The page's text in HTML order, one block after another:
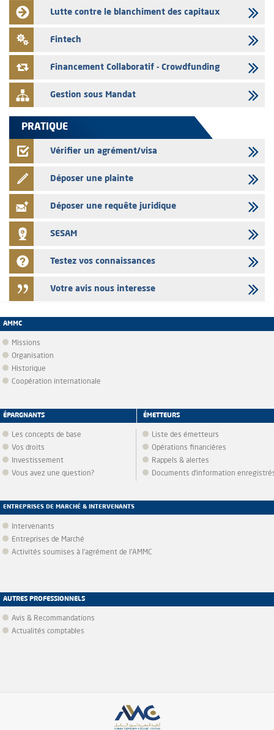
Liste des agréments et visas d'OPCVM accordés par l'AMMC pour le
mois de juillet 2026
03/08/2026
L' AMMC publie les indicateurs mensuels du marché des capitaux pour
le mois de Juin 2026
Lutte contre le blanchiment des capitaux
Fintech
Financement Collaboratif - Crowdfunding
Gestion sous Mandat
PRATIQUE
Vérifier un agrément/visa
Déposer une plainte
Déposer une requête juridique
SESAM
Testez vos connaissances
Votre avis nous interesse
AMMC
Missions
Organisation
Historique
Coopération internationale
ÉPARGNANTS
Les concepts de base
Vos droits
Investissement
Vous avez une question?
ÉMETTEURS
Liste des émetteurs
Opérations financières
Rappels & alertes
Documents d’information
ENTREPRISES DE MARCHÉ & INTERVENANTS
Intervenants
Entreprises de Marché
Activités soumises à l'agrément de l'AMMC
AUTRES PROFESSIONNELS
Avis & Recommandations
Actualités comptables